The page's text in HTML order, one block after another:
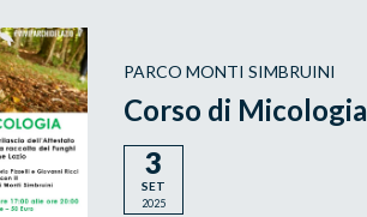
PARCO MONTI SIMBRUINI
Corso di Micologia
3
SET
2025